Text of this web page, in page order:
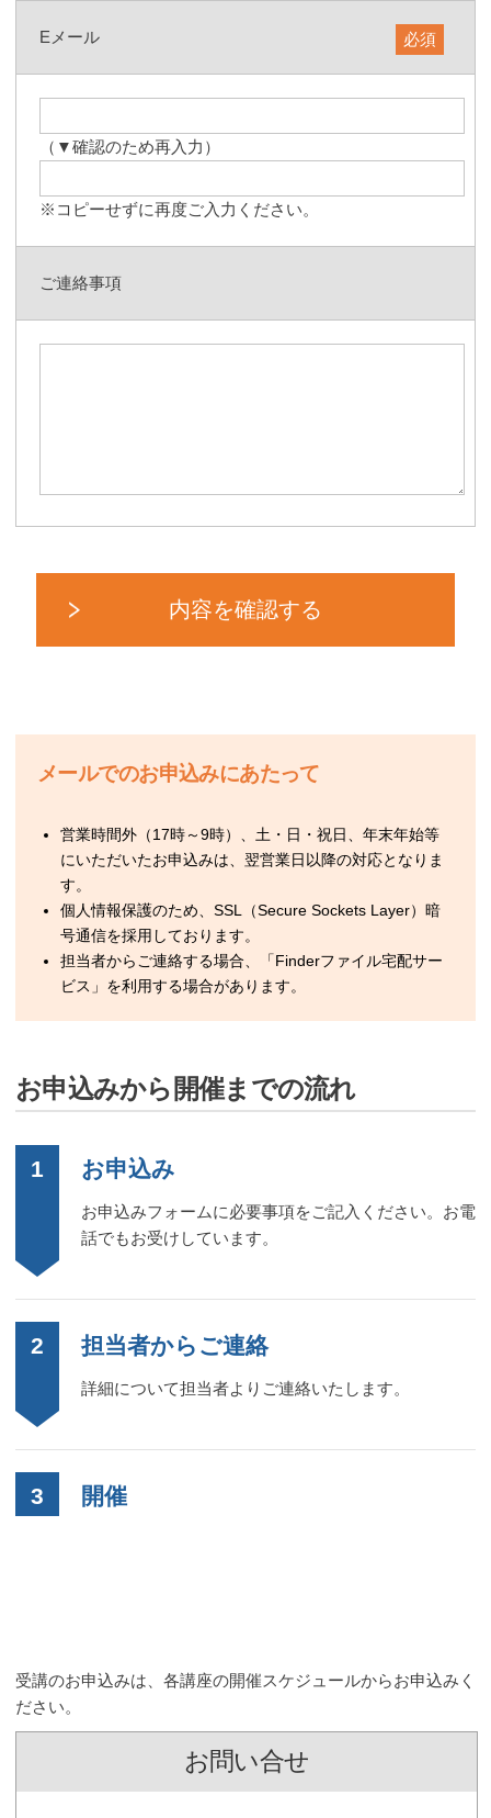
必須
Eメール
（▼確認のため再入力）
※コピーせずに再度ご入力ください。
ご連絡事項
メールでのお申込みにあたって
営業時間外（17時～9時）、土・日・祝日、年末年始等
にいただいたお申込みは、翌営業日以降の対応となりま
す。
個人情報保護のため、SSL（Secure Sockets Layer）暗
号通信を採用しております。
担当者からご連絡する場合、「Finderファイル宅配サー
ビス」を利用する場合があります。
お申込みから開催までの流れ
1 お申込み
お申込みフォームに必要事項をご記入ください。お電
話でもお受けしています。
2 担当者からご連絡
詳細について担当者よりご連絡いたします。
3 開催
受講のお申込みは、各講座の開催スケジュールからお申込みく
ださい。
お問い合せ